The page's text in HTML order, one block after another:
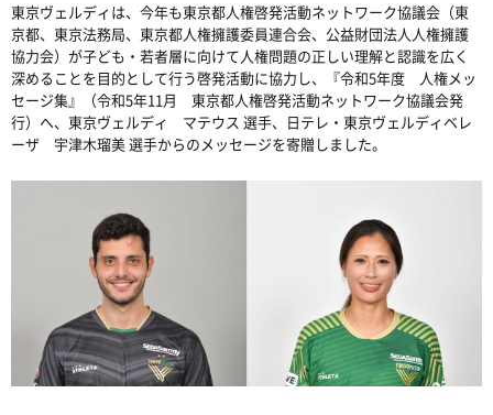
東京ヴェルディは、今年も東京都人権啓発活動ネットワーク協議会（東
京都、東京法務局、東京都人権擁護委員連合会、公益財団法人人権擁護
協力会）が子ども・若者層に向けて人権問題の正しい理解と認識を広く
深めることを目的として行う啓発活動に協力し、『令和5年度 人権メッ
セージ集』（令和5年11月 東京都人権啓発活動ネットワーク協議会発
行）へ、東京ヴェルディ マテウス 選手、日テレ・東京ヴェルディベレ
ーザ 宇津木瑠美 選手からのメッセージを寄贈しました。